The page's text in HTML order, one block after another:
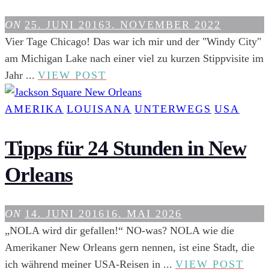
ON 25. JUNI 20163. NOVEMBER 2022
Vier Tage Chicago! Das war ich mir und der "Windy City"
am Michigan Lake nach einer viel zu kurzen Stippvisite im
Jahr ... VIEW POST
ORTE
DIE
SKYLINE
ZU
AMERIKA LOUISANA UNTERWEGS USA
Tipps für 24 Stunden in New
Orleans
ON 14. JUNI 2016 16. MAI 2026
„NOLA wird dir gefallen!“ NO-was? NOLA wie die
Amerikaner New Orleans gern nennen, ist eine Stadt, die
ich während meiner USA-Reisen in ... VIEW POST